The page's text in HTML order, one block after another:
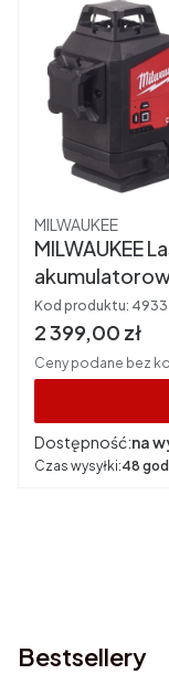
Producent
MILWAUKEE
MILWAUKEE
- M123PL-0C
Kod produktu:
Cena brutto
2 399,00 zł
Ceny podane bez
Dostępność:na
Czas wysyłki:48
Bestsellery